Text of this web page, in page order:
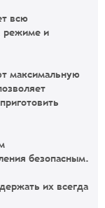
всю
режиме и
максимальную
безопасным.
их всегда